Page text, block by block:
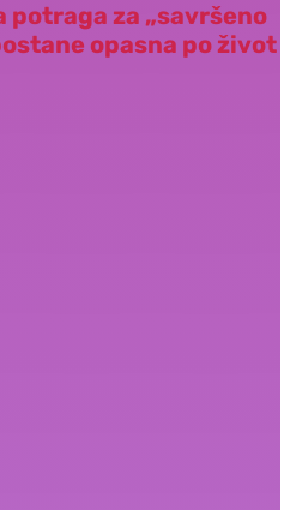
potraga za „savršeno
opasna po život